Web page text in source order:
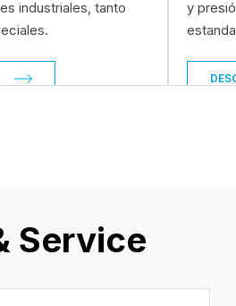
industriales, tanto
y
Service